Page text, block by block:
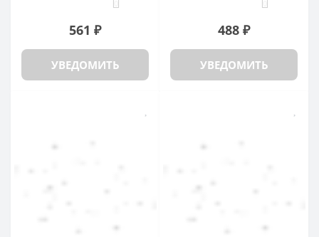
561 ₽
УВЕДОМИТЬ
488 ₽
УВЕДОМИТЬ